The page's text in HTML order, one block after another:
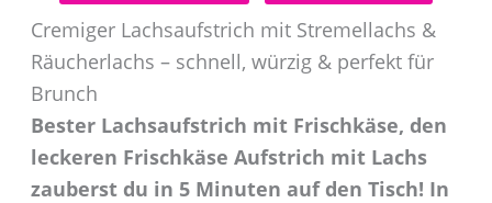
Cremiger Lachsaufstrich mit Stremellachs &
Räucherlachs – schnell, würzig & perfekt für
Brunch
Bester Lachsaufstrich mit Frischkäse, den
leckeren Frischkäse Aufstrich mit Lachs
zauberst du in 5 Minuten auf den Tisch! In